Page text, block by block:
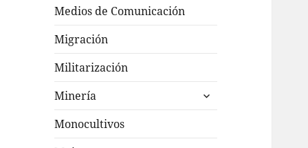
Medios de Comunicación
Migración
Militarización
Minería
expande
el
inferior
Monocultivos